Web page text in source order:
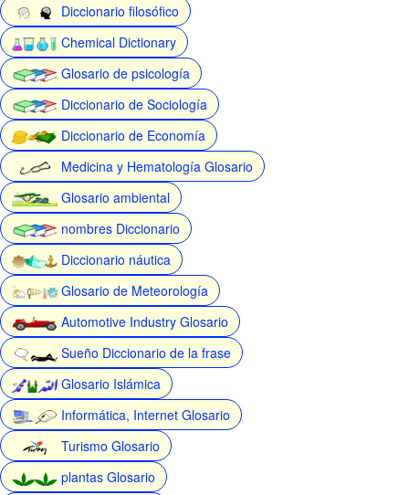
Diccionario filosófico
Chemical Dictionary
Glosario de psicología
Diccionario de Sociología
Diccionario de Economía
Medicina y Hematología Glosario
Glosario ambiental
nombres Diccionario
Diccionario náutica
Glosario de Meteorología
Automotive Industry Glosario
Sueño Diccionario de la frase
Glosario Islámica
Informática, Internet Glosario
Turismo Glosario
plantas Glosario